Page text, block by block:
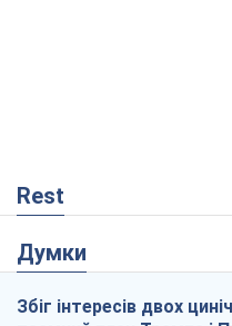
Rest
Думки
Збіг інтересів двох